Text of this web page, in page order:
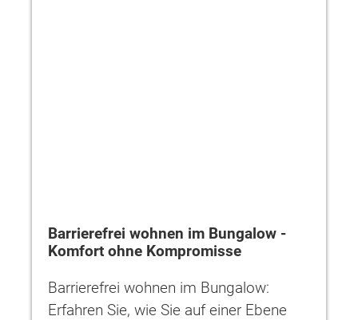
Barrierefrei wohnen im Bungalow -
Komfort ohne Kompromisse
Barrierefrei wohnen im Bungalow:
Erfahren Sie, wie Sie auf einer Ebene